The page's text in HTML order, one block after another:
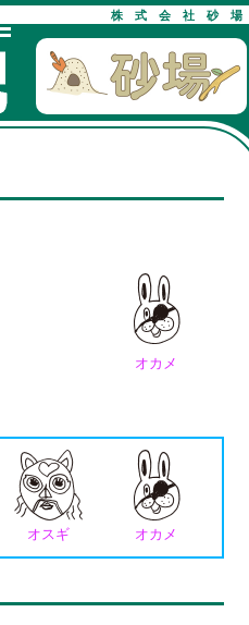
株式会社砂場
オカメ
オスギ オカメ